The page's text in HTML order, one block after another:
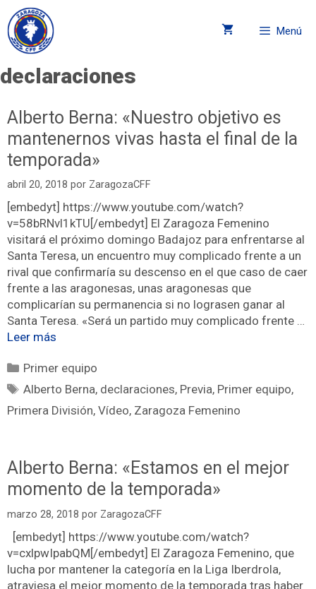
Menú
declaraciones
Alberto Berna: «Nuestro objetivo es
mantenernos vivas hasta el final de la
temporada»
abril 20, 2018 por ZaragozaCFF
[embedyt] https://www.youtube.com/watch?
v=58bRNvl1kTU[/embedyt] El Zaragoza Femenino
visitará el próximo domingo Badajoz para enfrentarse al
Santa Teresa, un encuentro muy complicado frente a un
rival que confirmaría su descenso en el que caso de caer
frente a las aragonesas, unas aragonesas que
complicarían su permanencia si no lograsen ganar al
Santa Teresa. «Será un partido muy complicado frente …
Leer más
Primer equipo
Alberto Berna, declaraciones, Previa, Primer equipo,
Primera División, Vídeo, Zaragoza Femenino
Alberto Berna: «Estamos en el mejor
momento de la temporada»
marzo 28, 2018 por ZaragozaCFF
[embedyt] https://www.youtube.com/watch?
v=cxlpwIpabQM[/embedyt] El Zaragoza Femenino, que
lucha por mantener la categoría en la Liga Iberdrola,
atraviesa el mejor momento de la temporada tras haber